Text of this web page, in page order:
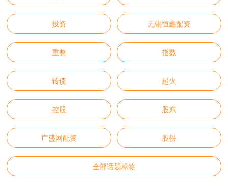
投资 无锡恒鑫配资
重整 指数
转债 起火
控股 股东
广盛网配资 股份
全部话题标签